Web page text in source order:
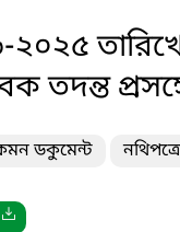
তদন্ত
ডকুমেন্ট